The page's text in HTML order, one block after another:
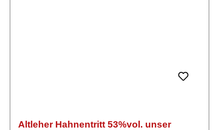
Altleher Hahnentritt 53%vol. unser